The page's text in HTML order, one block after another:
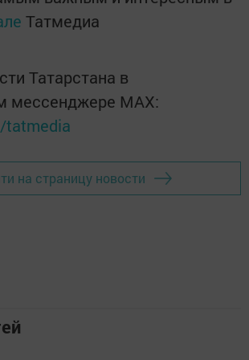
Татмедиа
Татарстана в
мессенджере MАХ:
tatmedia
на страницу новости